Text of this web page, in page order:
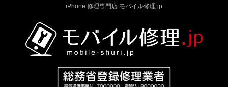
iPhone 修理専門店 モバイル修理.jp